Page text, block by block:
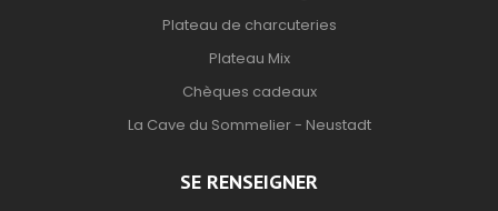
Plateau de charcuteries
Plateau Mix
Chèques cadeaux
La Cave du Sommelier - Neustadt
SE RENSEIGNER